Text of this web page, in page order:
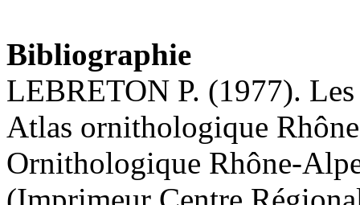
Bibliographie
LEBRETON P. (1977).
Atlas ornithologique
Ornithologique Rhône-